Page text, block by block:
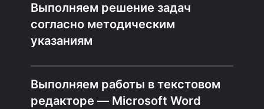
Выполняем решение задач
согласно методическим
указаниям
Выполняем работы в текстовом
редакторе — Microsoft Word